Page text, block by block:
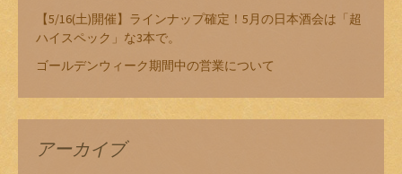
【5/16(土)開催】ラインナップ確定！5月の日本酒会は「超
ハイスペック」な3本で。
ゴールデンウィーク期間中の営業について
アーカイブ